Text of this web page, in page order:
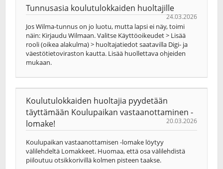
Tunnusasia koulutulokkaiden huoltajille
24.03.2026
Jos Wilma-tunnus on jo luotu, mutta lapsi ei näy, toimi
näin: Kirjaudu Wilmaan. Valitse Käyttöoikeudet > Lisää
rooli (oikea alakulma) > huoltajatiedot saatavilla Digi- ja
väestötietoviraston kautta. Lisää huollettava ohjeiden
mukaan.
Koulutulokkaiden huoltajia pyydetään
täyttämään Koulupaikan vastaanottaminen -
lomake!
20.03.2026
Koulupaikan vastaanottamisen -lomake löytyy
välilehdeltä Lomakkeet. Huomaa, että osa välilehdistä
piiloutuu otsikkorivillä kolmen pisteen taakse.